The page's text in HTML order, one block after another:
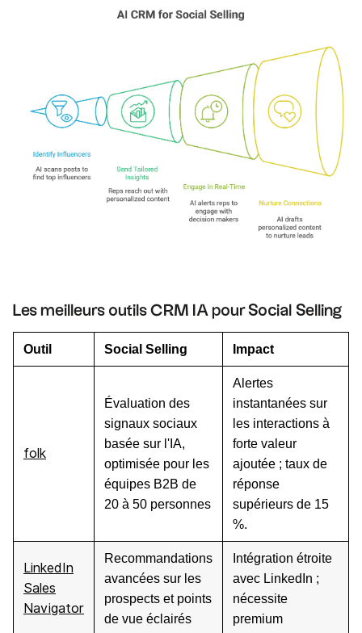
Les meilleurs outils CRM IA pour Social Selling
Outil Social Selling Impact
folk
Évaluation des
signaux sociaux
basée sur l'IA,
optimisée pour les
équipes B2B de
20 à 50 personnes
Alertes
instantanées sur
les interactions à
forte valeur
ajoutée ; taux de
réponse
supérieurs de 15
%.
LinkedIn
Sales
Navigator
Recommandations
avancées sur les
prospects et points
de vue éclairés
Intégration étroite
avec LinkedIn ;
nécessite
premium